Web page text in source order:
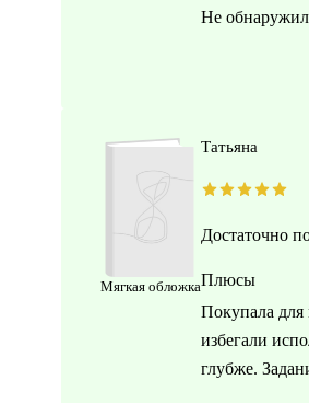
Не
Мягкая обложка
Татьяна
Достаточно
Плюсы
Покупала для
избегали
глубже.